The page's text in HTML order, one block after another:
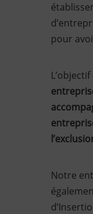
pour
Notre